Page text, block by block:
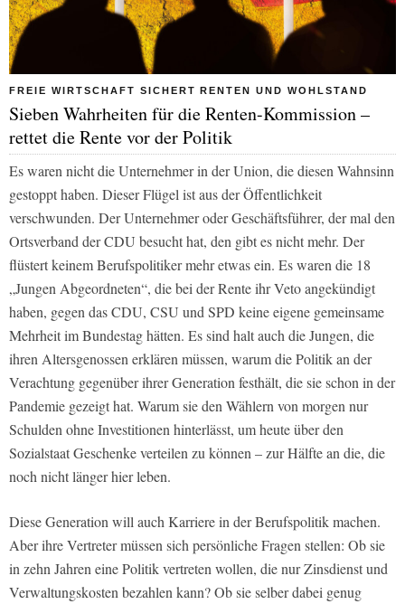
FREIE WIRTSCHAFT SICHERT RENTEN UND WOHLSTAND
Sieben Wahrheiten für die Renten-Kommission –
rettet die Rente vor der Politik
Es waren nicht die Unternehmer in der Union, die diesen Wahnsinn
gestoppt haben. Dieser Flügel ist aus der Öffentlichkeit
verschwunden. Der Unternehmer oder Geschäftsführer, der mal den
Ortsverband der CDU besucht hat, den gibt es nicht mehr. Der
flüstert keinem Berufspolitiker mehr etwas ein. Es waren die 18
„Jungen Abgeordneten“, die bei der Rente ihr Veto angekündigt
haben, gegen das CDU, CSU und SPD keine eigene gemeinsame
Mehrheit im Bundestag hätten. Es sind halt auch die Jungen, die
ihren Altersgenossen erklären müssen, warum die Politik an der
Verachtung gegenüber ihrer Generation festhält, die sie schon in der
Pandemie gezeigt hat. Warum sie den Wählern von morgen nur
Schulden ohne Investitionen hinterlässt, um heute über den
Sozialstaat Geschenke verteilen zu können – zur Hälfte an die, die
noch nicht länger hier leben.
Diese Generation will auch Karriere in der Berufspolitik machen.
Aber ihre Vertreter müssen sich persönliche Fragen stellen: Ob sie
in zehn Jahren eine Politik vertreten wollen, die nur Zinsdienst und
Verwaltungskosten bezahlen kann? Ob sie selber dabei genug